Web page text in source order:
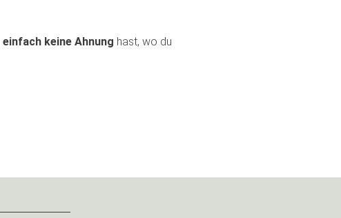
einfach keine Ahnung hast, wo du